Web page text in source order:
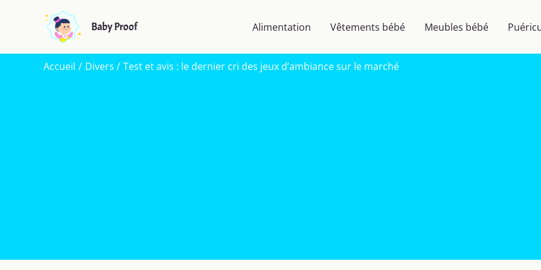
Baby Proof Alimentation Vêtements bébé Meubles bébé
Accueil Divers Test et avis : le dernier cri des jeux d’ambiance sur le marché